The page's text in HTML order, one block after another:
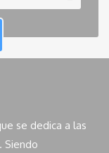
se dedica a las
Siendo